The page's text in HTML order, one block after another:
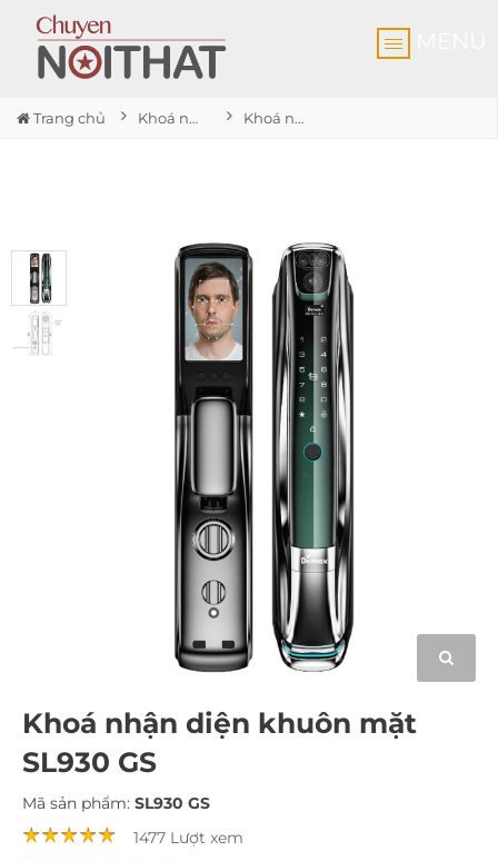
Trang chủ Khoá nhận diện khuôn mặt Khoá nhận diện khuôn mặt SL930 GS
Khoá nhận diện khuôn mặt
SL930 GS
Mã sản phẩm: SL930 GS
1477 Lượt xem